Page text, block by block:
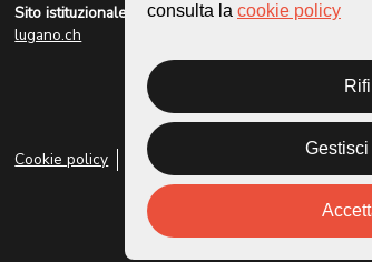
Sito istituzionale:
lugano.ch
Cookie policy Privacy Policy
consulta la cookie policy